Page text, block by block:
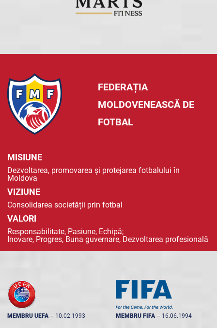
FEDERAȚIA
MOLDOVENEASCĂ DE
FOTBAL
MISIUNE
Dezvoltarea, promovarea și protejarea fotbalului în
Moldova
VIZIUNE
Consolidarea societății prin fotbal
VALORI
Responsabilitate, Pasiune, Echipă;
Inovare, Progres, Buna guvernare, Dezvoltarea profesională
MEMBRU UEFA -- 10.02.1993 MEMBRU FIFA -- 16.06.1994